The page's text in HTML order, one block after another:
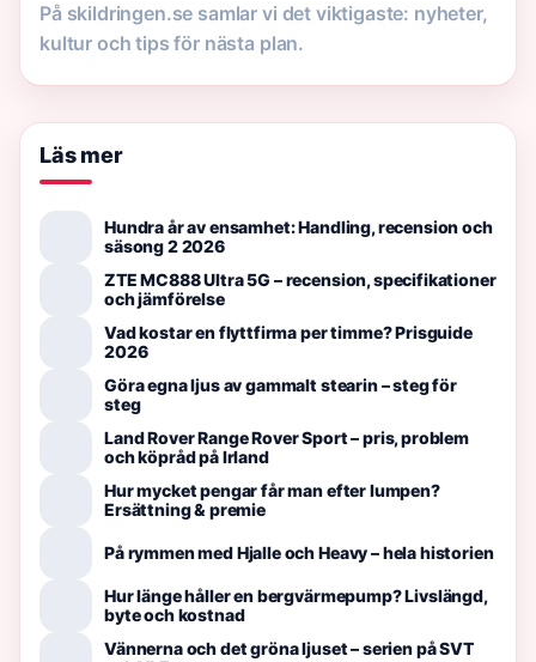
På skildringen.se samlar vi det viktigaste: nyheter,
kultur och tips för nästa plan.
Läs mer
Hundra år av ensamhet: Handling, recension och
säsong 2 2026
ZTE MC888 Ultra 5G – recension, specifikationer
och jämförelse
Vad kostar en flyttfirma per timme? Prisguide
2026
Göra egna ljus av gammalt stearin – steg för
steg
Land Rover Range Rover Sport – pris, problem
och köpråd på Irland
Hur mycket pengar får man efter lumpen?
Ersättning & premie
På rymmen med Hjalle och Heavy – hela historien
Hur länge håller en bergvärmepump? Livslängd,
byte och kostnad
Vännerna och det gröna ljuset – serien på SVT